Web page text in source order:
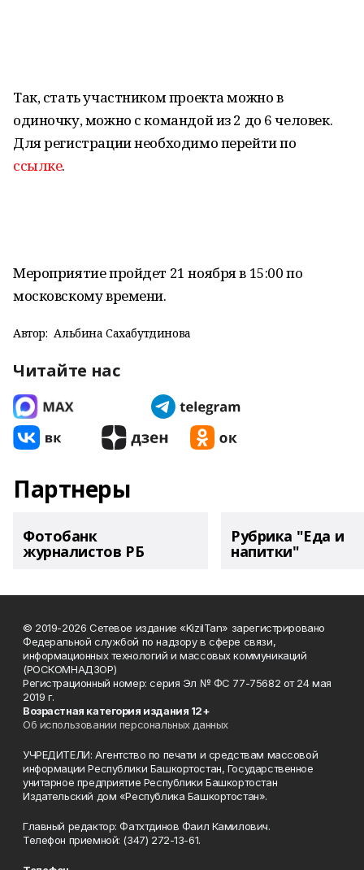
Так, стать участником проекта можно в
одиночку, можно с командой из 2 до 6 человек.
Для регистрации необходимо перейти по
ссылке.
Мероприятие пройдет 21 ноября в 15:00 по
московскому времени.
Автор: Альбина Сахабутдинова
Читайте нас
Партнеры
Фотобанк
журналистов РБ
Рубрика "Еда и
напитки"
© 2019-2026 Сетевое издание «KizilTan» зарегистрировано
Федеральной службой по надзору в сфере связи,
информационных технологий и массовых коммуникаций
(РОСКОМНАДЗОР)
Регистрационный номер: серия Эл № ФС 77-75682 от 24 мая
2019 г.
Возрастная категория издания 12+
Об использовании персональных данных
УЧРЕДИТЕЛИ: Агентство по печати и средствам массовой
информации Республики Башкортостан, Государственное
унитарное предприятие Республики Башкортостан
Издательский дом «Республика Башкортостан».
Главный редактор: Фатхтдинов Фаил Камилович.
Телефон приемной: (347) 272-13-61.